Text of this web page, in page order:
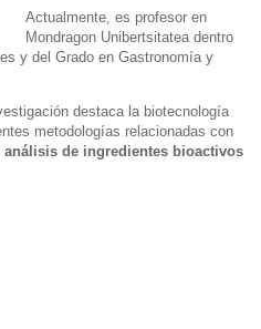
Actualmente, es profesor en
Mondragon Unibertsitatea dentro
y del Grado en Gastronomía y
destaca la biotecnología
metodologías relacionadas con
de ingredientes bioactivos